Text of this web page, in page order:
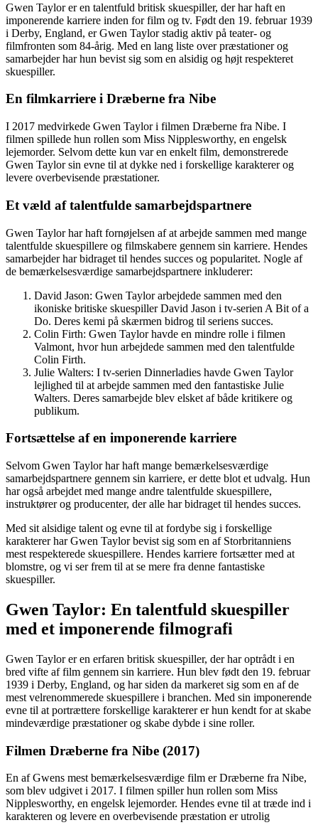
Gwen Taylor er en talentfuld britisk skuespiller, der har haft en
imponerende karriere inden for film og tv. Født den 19. februar 1939
i Derby, England, er Gwen Taylor stadig aktiv på teater- og
filmfronten som 84-årig. Med en lang liste over præstationer og
samarbejder har hun bevist sig som en alsidig og højt respekteret
skuespiller.
En filmkarriere i Dræberne fra Nibe
I 2017 medvirkede Gwen Taylor i filmen Dræberne fra Nibe. I
filmen spillede hun rollen som Miss Nipplesworthy, en engelsk
lejemorder. Selvom dette kun var en enkelt film, demonstrerede
Gwen Taylor sin evne til at dykke ned i forskellige karakterer og
levere overbevisende præstationer.
Et væld af talentfulde samarbejdspartnere
Gwen Taylor har haft fornøjelsen af at arbejde sammen med mange
talentfulde skuespillere og filmskabere gennem sin karriere. Hendes
samarbejder har bidraget til hendes succes og popularitet. Nogle af
de bemærkelsesværdige samarbejdspartnere inkluderer:
David Jason: Gwen Taylor arbejdede sammen med den
ikoniske britiske skuespiller David Jason i tv-serien A Bit of a
Do. Deres kemi på skærmen bidrog til seriens succes.
Colin Firth: Gwen Taylor havde en mindre rolle i filmen
Valmont, hvor hun arbejdede sammen med den talentfulde
Colin Firth.
Julie Walters: I tv-serien Dinnerladies havde Gwen Taylor
lejlighed til at arbejde sammen med den fantastiske Julie
Walters. Deres samarbejde blev elsket af både kritikere og
publikum.
Fortsættelse af en imponerende karriere
Selvom Gwen Taylor har haft mange bemærkelsesværdige
samarbejdspartnere gennem sin karriere, er dette blot et udvalg. Hun
har også arbejdet med mange andre talentfulde skuespillere,
instruktører og producenter, der alle har bidraget til hendes succes.
Med sit alsidige talent og evne til at fordybe sig i forskellige
karakterer har Gwen Taylor bevist sig som en af ​​Storbritanniens
mest respekterede skuespillere. Hendes karriere fortsætter med at
blomstre, og vi ser frem til at se mere fra denne fantastiske
skuespiller.
Gwen Taylor: En talentfuld skuespiller
med et imponerende filmografi
Gwen Taylor er en erfaren britisk skuespiller, der har optrådt i en
bred vifte af film gennem sin karriere. Hun blev født den 19. februar
1939 i Derby, England, og har siden da markeret sig som en af de
mest velrenommerede skuespillere i branchen. Med sin imponerende
evne til at portrættere forskellige karakterer er hun kendt for at skabe
mindeværdige præstationer og skabe dybde i sine roller.
Filmen Dræberne fra Nibe (2017)
En af Gwens mest bemærkelsesværdige film er Dræberne fra Nibe,
som blev udgivet i 2017. I filmen spiller hun rollen som Miss
Nipplesworthy, en engelsk lejemorder. Hendes evne til at træde ind i
karakteren og levere en overbevisende præstation er utrolig